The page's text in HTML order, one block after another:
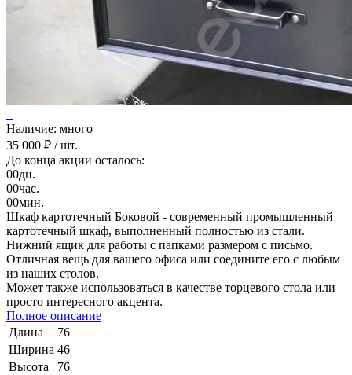
Наличие: много
35 000 ₽ / шт.
До конца акции осталось:
00дн.
00час.
00мин.
Шкаф картотечный Боковой - современный промышленный
картотечный шкаф, выполненный полностью из стали.
Нижний ящик для работы с папками размером с письмо.
Отличная вещь для вашего офиса или соедините его с любым
из наших столов.
Может также использоваться в качестве торцевого стола или
просто интересного акцента.
Полное описание
Длина
76
Ширина 46
Высота
76